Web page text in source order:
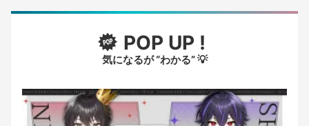
POP UP !
気になるが “わかる” 💡